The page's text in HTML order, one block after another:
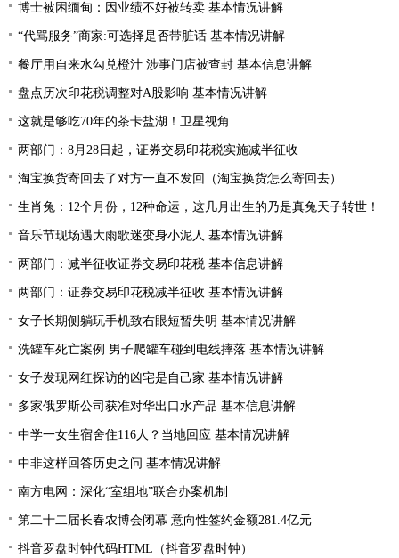
博士被困缅甸：因业绩不好被转卖 基本情况讲解
“代骂服务”商家:可选择是否带脏话 基本情况讲解
餐厅用自来水勾兑橙汁 涉事门店被查封 基本信息讲解
盘点历次印花税调整对A股影响 基本情况讲解
这就是够吃70年的茶卡盐湖！卫星视角
两部门：8月28日起，证券交易印花税实施减半征收
淘宝换货寄回去了对方一直不发回（淘宝换货怎么寄回去）
生肖兔：12个月份，12种命运，这几月出生的乃是真兔天子转世！
音乐节现场遇大雨歌迷变身小泥人 基本情况讲解
两部门：减半征收证券交易印花税 基本信息讲解
两部门：证券交易印花税减半征收 基本情况讲解
女子长期侧躺玩手机致右眼短暂失明 基本情况讲解
洗罐车死亡案例 男子爬罐车碰到电线摔落 基本情况讲解
女子发现网红探访的凶宅是自己家 基本情况讲解
多家俄罗斯公司获准对华出口水产品 基本信息讲解
中学一女生宿舍住116人？当地回应 基本情况讲解
中非这样回答历史之问 基本情况讲解
南方电网：深化“室组地”联合办案机制
第二十二届长春农博会闭幕 意向性签约金额281.4亿元
抖音罗盘时钟代码HTML（抖音罗盘时钟）